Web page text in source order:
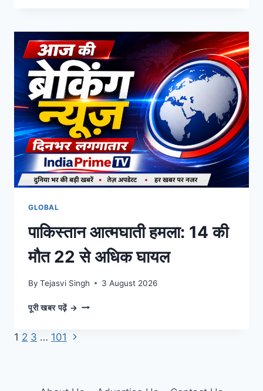
विस्तार:
दो
विधायकों
का
इस्तीफे
GLOBAL
पाकिस्तान आत्मघाती हमला: 14 की
मौत 22 से अधिक घायल
By Tejasvi Singh 3 August 2026
पूरी खबर पढ़ें → पाकिस्तान
Page
1 2 3 … 101 Next